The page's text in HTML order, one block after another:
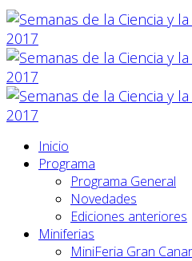
Inicio
Programa
Programa General
Novedades
Ediciones anteriores
Miniferias
MiniFeria Gran